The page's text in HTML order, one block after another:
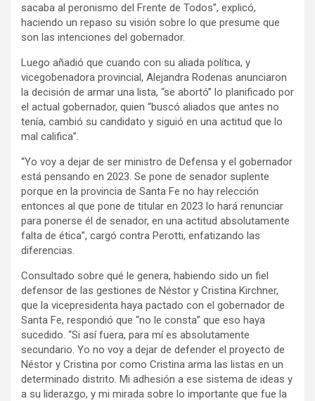
sacaba al peronismo del Frente de Todos”, explicó,
haciendo un repaso su visión sobre lo que presume que
son las intenciones del gobernador.
Luego añadió que cuando con su aliada política, y
vicegobenadora provincial, Alejandra Rodenas anunciaron
la decisión de armar una lista, “se abortó” lo planificado por
el actual gobernador, quien “buscó aliados que antes no
tenía, cambió su candidato y siguió en una actitud que lo
mal califica”.
“Yo voy a dejar de ser ministro de Defensa y el gobernador
está pensando en 2023. Se pone de senador suplente
porque en la provincia de Santa Fe no hay relección
entonces al que pone de titular en 2023 lo hará renunciar
para ponerse él de senador, en una actitud absolutamente
falta de ética”, cargó contra Perotti, enfatizando las
diferencias.
Consultado sobre qué le genera, habiendo sido un fiel
defensor de las gestiones de Néstor y Cristina Kirchner,
que la vicepresidenta haya pactado con el gobernador de
Santa Fe, respondió que “no le consta” que eso haya
sucedido. “Si así fuera, para mí es absolutamente
secundario. Yo no voy a dejar de defender el proyecto de
Néstor y Cristina por como Cristina arma las listas en un
determinado distrito. Mi adhesión a ese sistema de ideas y
a su liderazgo, y mi mirada sobre lo importante que fue la